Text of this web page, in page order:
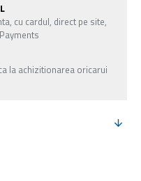
cu cardul, direct pe site,
la achizitionarea oricarui